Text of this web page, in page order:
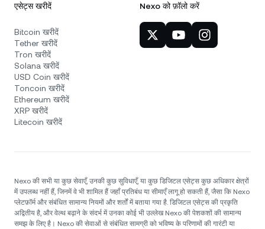
एसेट्स खरीदें
Bitcoin खरीदें
Tether खरीदें
Tron खरीदें
Solana खरीदें
USD Coin खरीदें
Toncoin खरीदें
Ethereum खरीदें
XRP खरीदें
Litecoin खरीदें
Nexo को फ़ॉलो करें
Nexo की सभी या कुछ सेवाएँ, उनकी कुछ सुविधाएँ, या कुछ डिजिटल एसेट्स कुछ अधिकार क्षेत्रों
में उपलब्ध नहीं हैं, जिनमें वे भी शामिल हैं जहाँ प्रतिबंध या सीमाएँ लागू हो सकती हैं, जैसा कि Nexo
प्लेटफ़ॉर्म और संबंधित सामान्य नियमों और शर्तों में बताया गया है. डिजिटल एसेट्स की प्रकृति
अद्वितीय है, और वेल्थ बढ़ाने के संदर्भ में उनका कोई भी उल्लेख Nexo की पेशकशों की सामान्य
समझ के लिए है। Nexo की सेवाओं से संबंधित सामग्री को भविष्य के परिणामों की गारंटी या